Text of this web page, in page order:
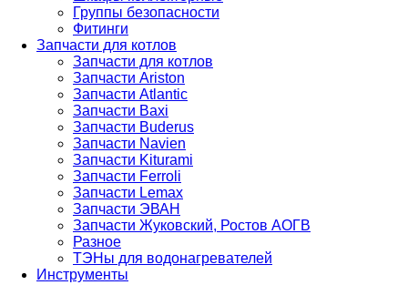
Группы безопасности
Фитинги
Запчасти для котлов
Запчасти для котлов
Запчасти Ariston
Запчасти Atlantic
Запчасти Baxi
Запчасти Buderus
Запчасти Navien
Запчасти Kiturami
Запчасти Ferroli
Запчасти Lemax
Запчасти ЭВАН
Запчасти Жуковский, Ростов АОГВ
Разное
ТЭНы для водонагревателей
Инструменты